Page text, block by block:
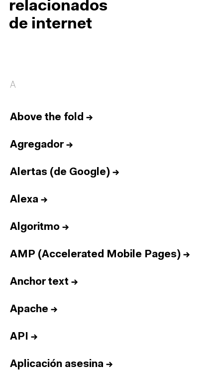
relacionados
de internet
A
Above the fold →
Agregador→
Alertas (de Google) →
Alexa →
Algoritmo →
AMP (Accelerated Mobile Pages) →
Anchor text →
Apache →
API →
Aplicación asesina →